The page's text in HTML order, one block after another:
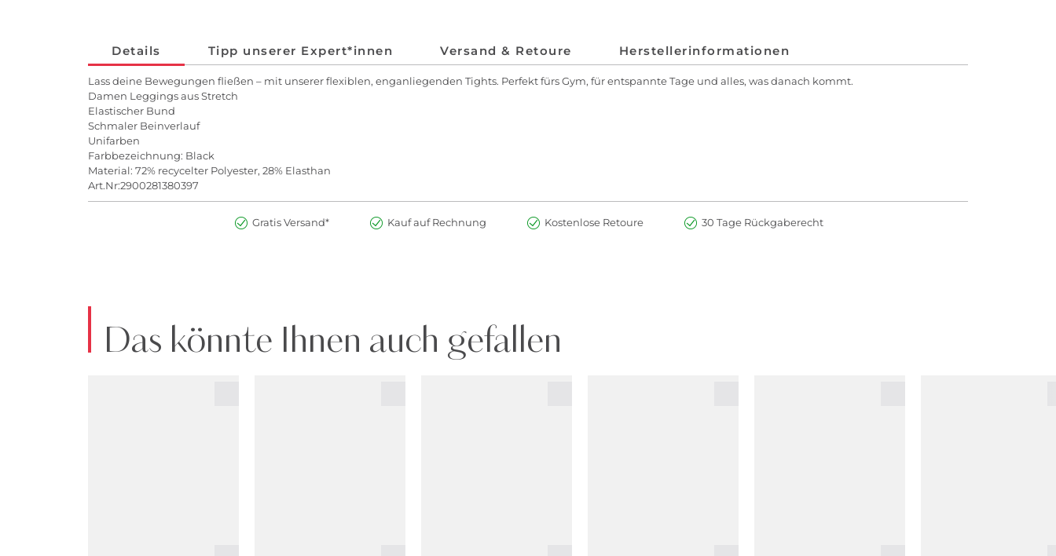
Details Tipp unserer Expert*innen Versand & Retoure Herstellerinformationen
Lass deine Bewegungen fließen – mit unserer flexiblen, enganliegenden Tights. Perfekt fürs Gym, für entspannte Tage und alles, was danach kommt.
Damen Leggings aus Stretch
Elastischer Bund
Schmaler Beinverlauf
Unifarben
Farbbezeichnung: Black
Material: 72% recycelter Polyester, 28% Elasthan
Art.Nr:2900281380397
Gratis Versand* Kauf auf Rechnung Kostenlose Retoure 30 Tage Rückgaberecht
Das könnte Ihnen auch gefallen